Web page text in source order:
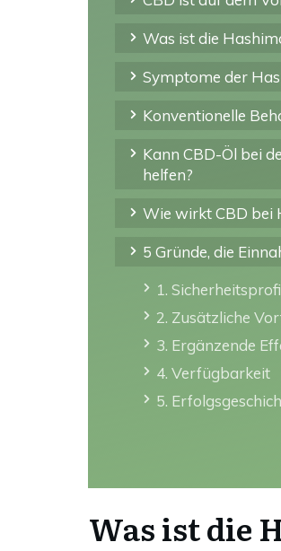
Was ist die
Symptome der
Konventionelle
Kann CBD-Öl bei
helfen?
Wie wirkt CBD bei
5 Gründe, die
1.
2. Zusätzliche
3. Ergänzende
4. Verfügbarkeit
5.
Was ist die